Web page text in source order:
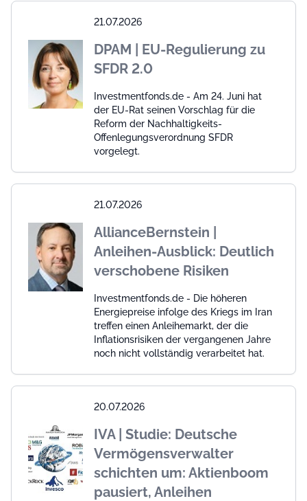
21.07.2026
DPAM | EU-Regulierung zu
SFDR 2.0
Investmentfonds.de - Am 24. Juni hat
der EU-Rat seinen Vorschlag für die
Reform der Nachhaltigkeits-
Offenlegungsverordnung SFDR
vorgelegt.
21.07.2026
AllianceBernstein |
Anleihen-Ausblick: Deutlich
verschobene Risiken
Investmentfonds.de - Die höheren
Energiepreise infolge des Kriegs im Iran
treffen einen Anleihemarkt, der die
Inflationsrisiken der vergangenen Jahre
noch nicht vollständig verarbeitet hat.
20.07.2026
IVA | Studie: Deutsche
Vermögensverwalter
schichten um: Aktienboom
pausiert, Anleihen